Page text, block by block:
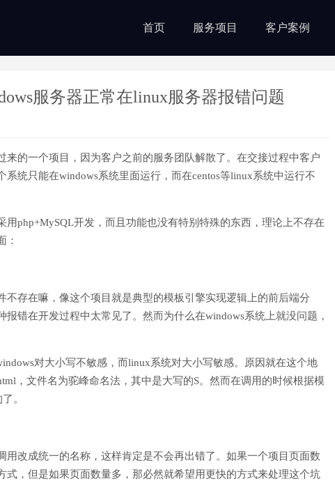
首页 服务项目 客户案例
服务器正常在linux服务器报错问题
来的一个项目，因为客户之前的服务团队解散了。在交接过程中客户
统只能在windows系统里面运行，而在centos等linux系统中运行不
用php+MySQL开发，而且功能也没有特别特殊的东西，理论上不存在
：
不存在嘛，像这个项目就是典型的模板引擎实现逻辑上的前后端分
错在开发过程中太常见了。然而为什么在windows系统上就没问题，
对大小写不敏感，而linux系统对大小写敏感。原因就在这个地
，文件名为驼峰命名法，其中是大写的S。然而在调用的时候根据模
。
用改成统一的名称，这样肯定是不会再出错了。如果一个项目页面数
，但是如果页面数量多，那必然就希望用更快的方式来处理这个坑